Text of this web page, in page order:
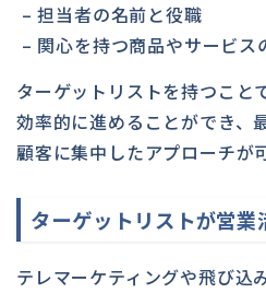
– 担当者の名前と役職
– 関心を持つ商品やサービス
ターゲットリストを持つこと
効率的に進めることができ、
顧客に集中したアプローチが
ターゲットリストが営
テレマーケティングや飛び込